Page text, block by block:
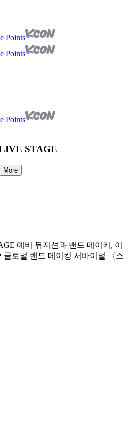
Points
Points
Points
STAGE
More
예비 뮤지션과 밴드 메이커, 이